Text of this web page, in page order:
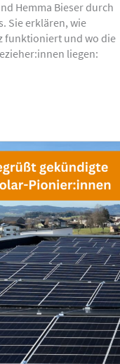
Hemma Bieser durch
Sie erklären, wie
funktioniert und wo die
liegen: